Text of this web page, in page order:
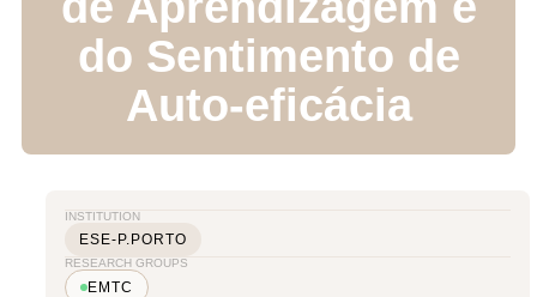
do Sentimento de
Auto-eficácia
INSTITUTION
ESE-P.PORTO
RESEARCH GROUPS
EMTC